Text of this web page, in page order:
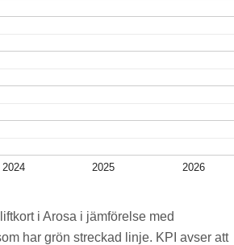
2024 2025 2026
i Arosa i jämförelse med
har grön streckad linje. KPI avser att